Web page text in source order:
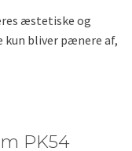
æstetiske og
kun bliver pænere af,
PK54